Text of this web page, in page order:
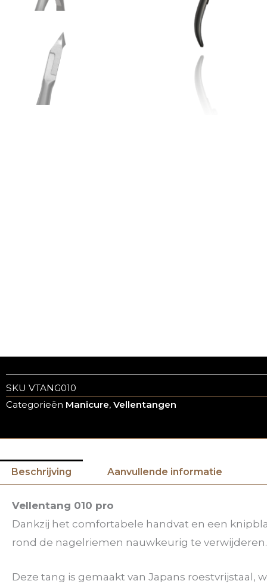
SKU VTANG010
Categorieën Manicure, Vellentangen
Beschrijving Aanvullende informatie
Vellentang 010 pro
Dankzij het comfortabele handvat en een
rond de nagelriemen nauwkeurig te
Deze tang is gemaakt van Japans roestvrijstaal,